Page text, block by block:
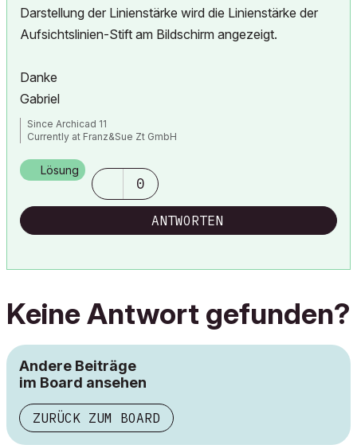
Darstellung der Linienstärke wird die Linienstärke der
Aufsichtslinien-Stift am Bildschirm angezeigt.
Danke
Gabriel
Since Archicad 11
Currently at Franz&Sue Zt GmbH
Lösung
0
ANTWORTEN
Keine Antwort gefunden?
Andere Beiträge
im Board ansehen
ZURÜCK ZUM BOARD